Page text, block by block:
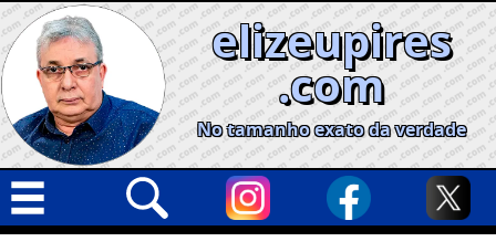
Skip
to
content
elizeupires
.com
No tamanho exato da verdade